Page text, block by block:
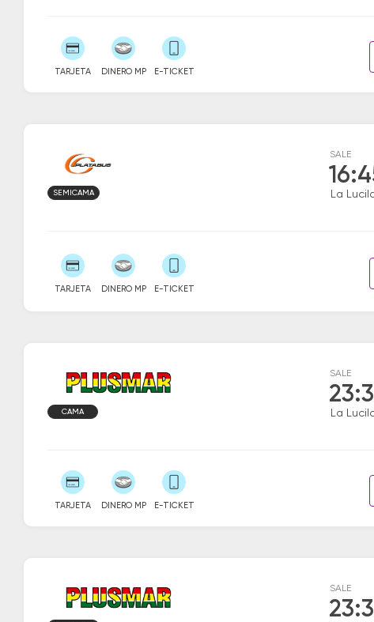
TARJETA DINERO MP E-TICKET
SALE
La
SEMICAMA
TARJETA DINERO MP E-TICKET
SALE
La
CAMA
TARJETA DINERO MP E-TICKET
SALE